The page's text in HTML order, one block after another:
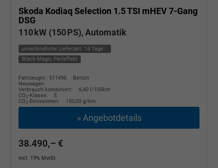
Skoda Kodiaq Selection 1.5 TSI mHEV 7-Gang
DSG
110 kW (150 PS), Automatik
unverbindliche Lieferzeit: 14 Tage
Black-Magic Perleffekt
Fahrzeugnr.: 511496
Benzin
Neuwagen
Verbrauch kombiniert:
6,40 l/100km
CO2-Klasse:
E
CO2-Emissionen: 150,00 g/km
» Angebotdetails
38.490,– €
incl. 19% MwSt.